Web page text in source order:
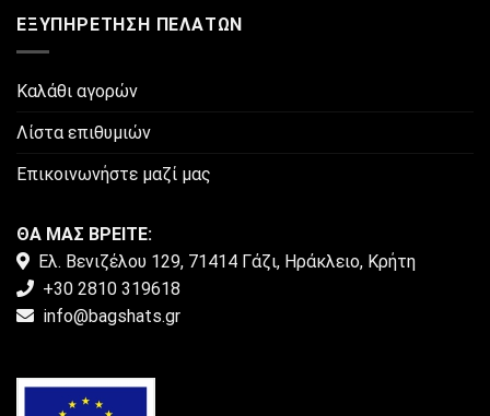
ΕΞΥΠΗΡΈΤΗΣΗ ΠΕΛΑΤΏΝ
Καλάθι αγορών
Λίστα επιθυμιών
Επικοινωνήστε μαζί μας
ΘΑ ΜΑΣ ΒΡΕΙΤΕ:
Ελ. Βενιζέλου 129, 71414 Γάζι, Ηράκλειο, Κρήτη
+30 2810 319618
info@bagshats.gr